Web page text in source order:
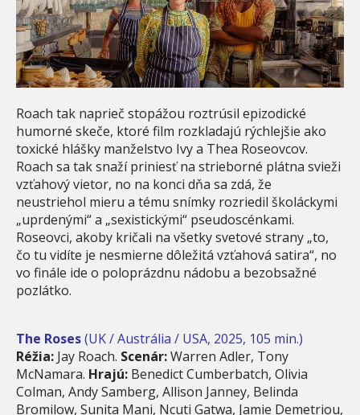
Roach tak naprieč stopážou roztrúsil epizodické
humorné skeče, ktoré film rozkladajú rýchlejšie ako
toxické hlášky manželstvo Ivy a Thea Roseovcov.
Roach sa tak snaží priniesť na strieborné plátna svieži
vzťahový vietor, no na konci dňa sa zdá, že
neustriehol mieru a tému snímky rozriedil školáckymi
„uprdenými“ a „sexistickými“ pseudoscénkami.
Roseovci, akoby kričali na všetky svetové strany „to,
čo tu vidíte je nesmierne dôležitá vzťahová satira“, no
vo finále ide o poloprázdnu nádobu a bezobsažné
pozlátko.
The Roses(UK / Austrália / USA, 2025, 105 min.)
Réžia: Jay Roach. Scenár:Warren Adler, Tony
McNamara. Hrajú: Benedict Cumberbatch, Olivia
Colman, Andy Samberg, Allison Janney, Belinda
Bromilow, Sunita Mani, Ncuti Gatwa, Jamie Demetriou,